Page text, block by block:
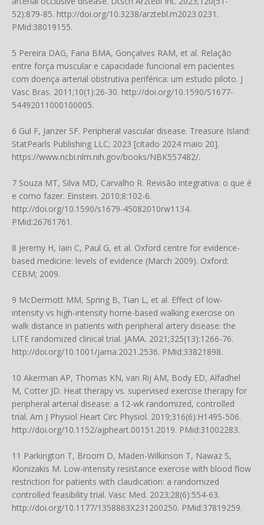
52):879-85. http://doi.org/10.3238/arztebl.m2023.0231 .
PMid:38019155.
5 Pereira DAG, Faria BMA, Gonçalves RAM, et al. Relação
entre força muscular e capacidade funcional em pacientes
com doença arterial obstrutiva periférica: um estudo piloto. J
Vasc Bras. 2011;10(1):26-30. http://doi.org/10.1590/S1677-
54492011000100005.
6 Gul F, Janzer SF. Peripheral vascular disease. Treasure Island:
StatPearls Publishing LLC; 2023 [citado 2024 maio 20].
https://www.ncbi.nlm.nih.gov/books/NBK557482/.
7 Souza MT, Silva MD, Carvalho R. Revisão integrativa: o que é
e como fazer. Einstein. 2010;8:102-6.
http://doi.org/10.1590/s1679-45082010rw1134.
PMid:26761761.
8 Jeremy H, Iain C, Paul G, et al. Oxford centre for evidence-
based medicine: levels of evidence (March 2009). Oxford:
CEBM; 2009.
9 McDermott MM, Spring B, Tian L, et al. Effect of low-
intensity vs high-intensity home-based walking exercise on
walk distance in patients with peripheral artery disease: the
LITE randomized clinical trial. JAMA. 2021;325(13):1266-76.
http://doi.org/10.1001/jama.2021.2536. PMid:33821898.
10 Akerman AP, Thomas KN, van Rij AM, Body ED, Alfadhel
M, Cotter JD. Heat therapy vs. supervised exercise therapy for
peripheral arterial disease: a 12-wk randomized, controlled
trial. Am J Physiol Heart Circ Physiol. 2019;316(6):H1495-506.
http://doi.org/10.1152/ajpheart.00151.2019. PMid:31002283.
11 Parkington T, Broom D, Maden-Wilkinson T, Nawaz S,
Klonizakis M. Low-intensity resistance exercise with blood flow
restriction for patients with claudication: a randomized
controlled feasibility trial. Vasc Med. 2023;28(6):554-63.
http://doi.org/10.1177/1358863X231200250. PMid:37819259.